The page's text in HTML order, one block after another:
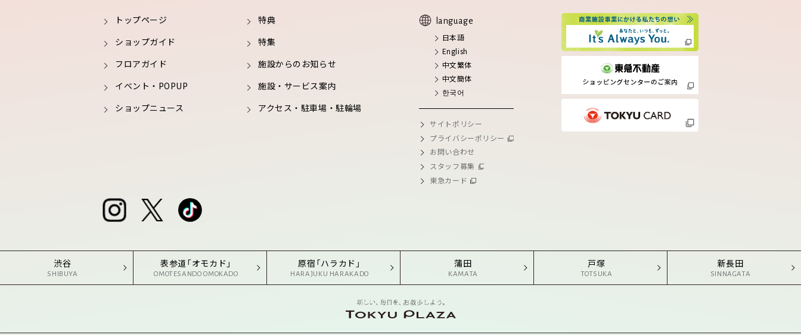
トップページ
ショップガイド
フロアガイド
イベント・POPUP
ショップニュース
特典
特集
施設からのお知らせ
施設・サービス案内
アクセス・駐車場・駐輪場
language
日本語
English
中文繁体
中文簡体
한국어
サイトポリシー
プライバシーポリシー
お問い合わせ
スタッフ募集
東急カード
渋谷
SHIBUYA
表参道「オモカド」
OMOTESANDO OMOKADO
原宿「ハラカド」
HARAJUKU HARAKADO
蒲田
KAMATA
戸塚
TOTSUKA
新長田
SINNAGATA